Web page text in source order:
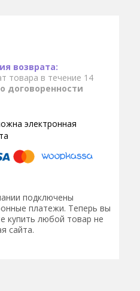
товара в течение 14
договоренности
подключены
платежи. Теперь вы
купить любой товар не
сайта.